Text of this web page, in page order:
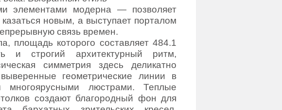
элементами модерна — позволяет
новым, а выступает порталом
связь времен.
площадь которого составляет 484.1
и строгий архитектурный ритм,
симметрия здесь деликатно
геометрические линии в
многоярусными люстрами. Теплые
создают благородный фон для